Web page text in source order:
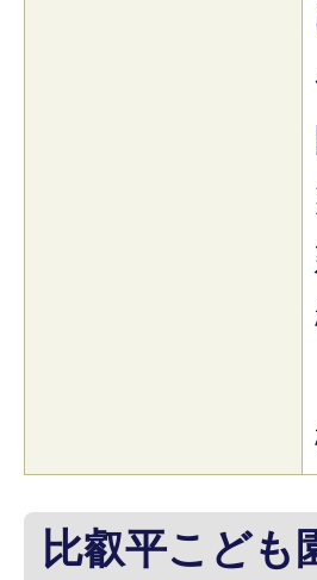
比叡平こども